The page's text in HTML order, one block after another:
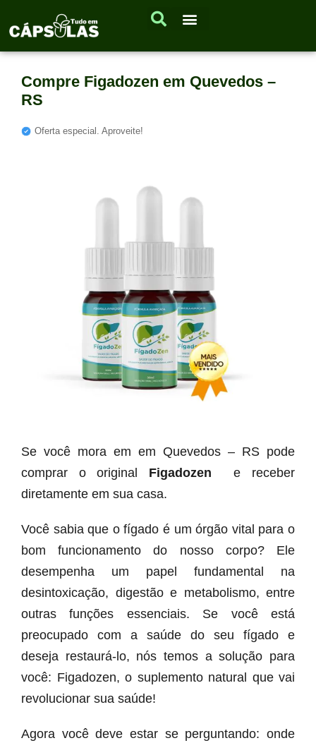
Compre Figadozen em Quevedos –
RS
Oferta especial. Aproveite!
Se você mora em em Quevedos – RS pode
comprar o original Figadozen
e receber
diretamente em sua casa.
Você sabia que o fígado é um órgão vital para o
bom funcionamento do nosso corpo? Ele
desempenha um papel fundamental na
desintoxicação, digestão e metabolismo, entre
outras funções essenciais. Se você está
preocupado com a saúde do seu fígado e
deseja restaurá-lo, nós temos a solução para
você: Figadozen, o suplemento natural que vai
revolucionar sua saúde!
Agora você deve estar se perguntando: onde